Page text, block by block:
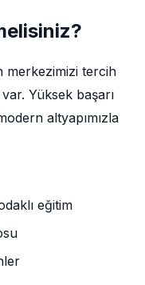
merkezimizi tercih
Yüksek başarı
altyapımızla
eğitim